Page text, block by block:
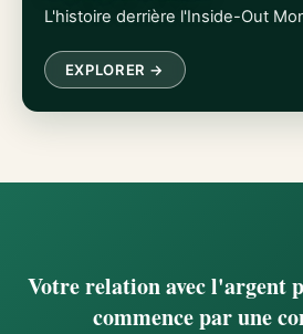
L'histoire derrière l'Inside-Out
EXPLORER →
Votre relation avec l'argent
commence par une